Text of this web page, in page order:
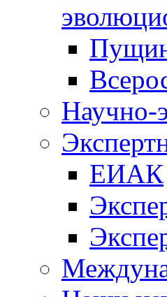
Научно-
ЕИАК